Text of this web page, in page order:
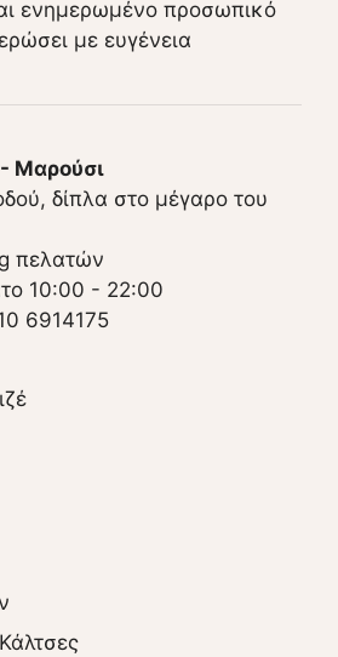
ενημερωμένο προσωπικό
με ευγένεια
Μαρούσι
δίπλα στο μέγαρο του
πελατών
10:00 - 22:00
6914175